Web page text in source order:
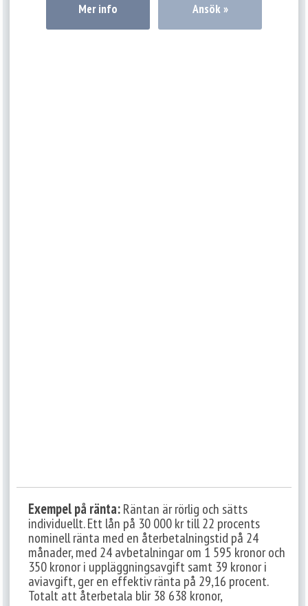
Mer info Ansök »
Exempel på ränta:Räntan är rörlig och sätts
individuellt. Ett lån på 30 000 kr till 22 procents
nominell ränta med en återbetalningstid på 24
månader, med 24 avbetalningar om 1 595 kronor och
350 kronor i uppläggningsavgift samt 39 kronor i
aviavgift, ger en effektiv ränta på 29,16 procent.
Totalt att återbetala blir 38 638 kronor,